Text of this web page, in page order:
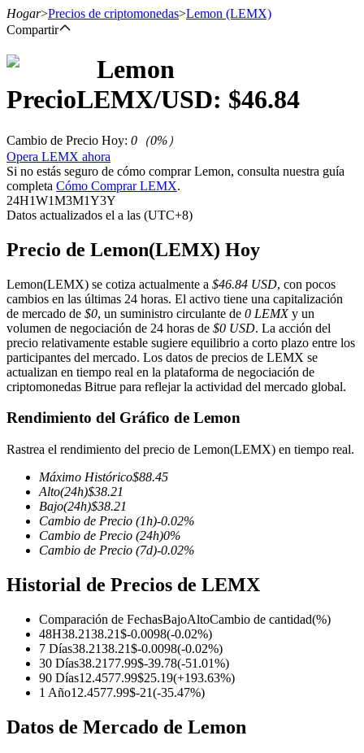
Futuros del USDT
TradFi
Derivados de acciones, divisas, metales preciosos y materias
Futuros del USDC
Hogar>Precios de criptomonedas>Lemon (LEMX)
Compartir
Lemon
PrecioLEMX/USD: $46.84
Cambio de Precio Hoy: 0 （0%）
Opera LEMX ahora
Si no estás seguro de cómo comprar Lemon, consulta nuestra guía
completa Cómo Comprar LEMX.
24H1W1M3M1Y3Y
Datos actualizados el a las (UTC+8)
Precio de Lemon(LEMX) Hoy
Lemon(LEMX) se cotiza actualmente a $46.84 USD, con pocos
cambios en las últimas 24 horas. El activo tiene una capitalización
de mercado de $0, un suministro circulante de 0 LEMXy un
volumen de negociación de 24 horas de $0 USD. La acción del
precio relativamente estable sugiere equilibrio a corto plazo entre los
participantes del mercado. Los datos de precios de LEMX se
actualizan en tiempo real en la plataforma de negociación de
criptomonedas Bitrue para reflejar la actividad del mercado global.
Rendimiento del Gráfico de Lemon
Rastrea el rendimiento del precio de Lemon(LEMX) en tiempo real.
Máximo Histórico$88.45
Alto(24h)$38.21
Bajo(24h)$38.21
Cambio de Precio (1h)-0.02%
Cambio de Precio (24h)0%
Cambio de Precio (7d)-0.02%
Historial de Precios de LEMX
Comparación de FechasBajoAltoCambio de cantidad(%)
48H38.2138.21$-0.0098(-0.02%)
7 Días38.2138.21$-0.0098(-0.02%)
30 Días38.21 77.99$-39.78(-51.01%)
90 Días12.4577.99$25.19(+193.63%)
1 Año12.4577.99$-21(-35.47%)
Datos de Mercado de Lemon